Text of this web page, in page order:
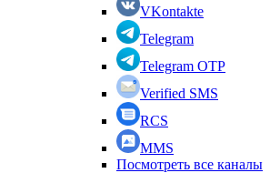
VKontakte
Telegram
Telegram OTP
Verified SMS
RCS
MMS
Посмотреть все каналы